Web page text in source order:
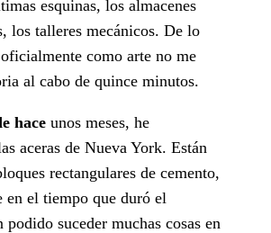
esquinas, los almacenes
los talleres mecánicos. De lo
como arte no me
al cabo de quince minutos.
hace unos meses, he
aceras de Nueva York. Están
rectangulares de cemento,
en el tiempo que duró el
podido suceder muchas cosas en